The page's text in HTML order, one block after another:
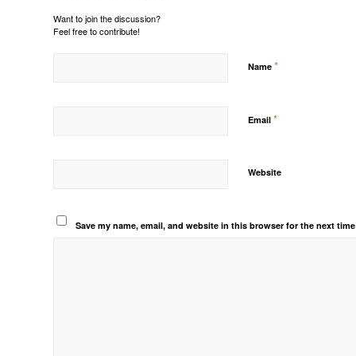
Want to join the discussion?
Feel free to contribute!
Name *
Email *
Website
Save my name, email, and website in this browser for the next